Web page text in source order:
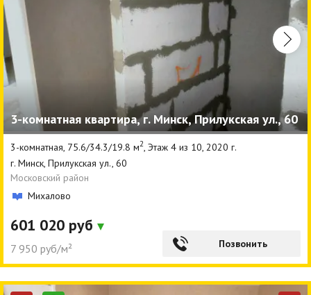
Продажа коммерческой недвижимости
Аренда коммерческой недвижимости
Другие разделы
Новости
Агентства
Ремонт квартир
Грузовое такси
3-комнатная квартира, г. Минск, Прилукская ул., 60
3-комнатная, 75.6/34.3/19.8 м2 , Этаж 4 из 10, 2020 г.
г. Минск, Прилукская ул., 60
Московский район
Михалово
601 020 руб
7 950 руб/м² Позвонить